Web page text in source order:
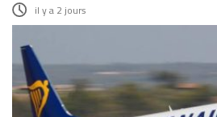
il y a 2 jours